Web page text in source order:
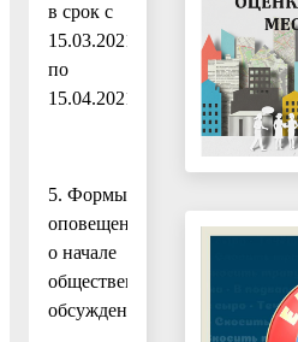
в срок с
15.03.2021
по
15.04.2021.
5. Формы
оповещения
о начале
общественных
обсуждений: